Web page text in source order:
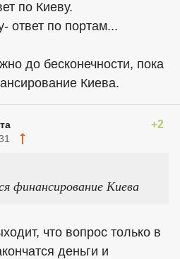
по Киеву.
ответ по портам...
до бесконечности, пока
Киева.
+2
финансирование Киева
что вопрос только в
деньги и